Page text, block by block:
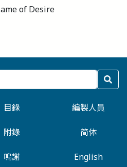
of Desire
目錄 編製人員
附錄 简体
鳴謝 English